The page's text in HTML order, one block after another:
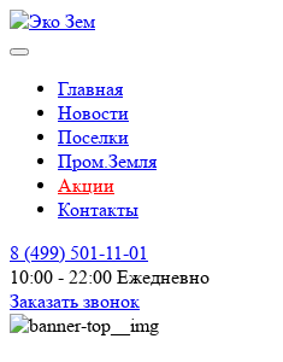
Главная
Новости
Поселки
Пром.Земля
Акции
Контакты
8 (499) 501-11-01
10:00 - 22:00 Ежедневно
Заказать звонок